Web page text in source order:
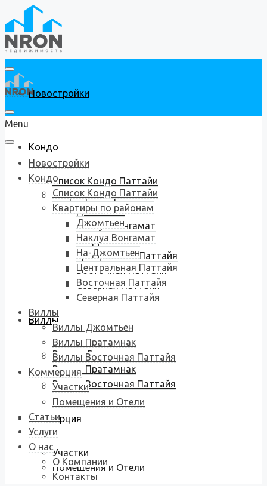
Новостройки
Кондо
Список Кондо Паттайи
Квартиры по районам
Джомтьен
Наклуа Вонгамат
На-Джомтьен
Центральная Паттайя
Восточная Паттайя
Северная Паттайя
Виллы
Виллы Джомтьен
Виллы Пратамнак
Виллы Восточная Паттайя
Коммерция
Участки
Помещения и Отели
Menu
Новостройки
Кондо
Список Кондо Паттайи
Квартиры по районам
Джомтьен
Наклуа Вонгамат
На-Джомтьен
Центральная Паттайя
Восточная Паттайя
Северная Паттайя
Виллы
Виллы Джомтьен
Виллы Пратамнак
Виллы Восточная Паттайя
Коммерция
Участки
Помещения и Отели
Статьи
Услуги
О нас
О Компании
Контакты